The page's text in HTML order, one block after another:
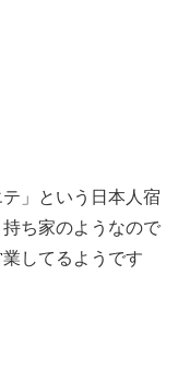
」という日本人宿
ち家のようなので
してるようです